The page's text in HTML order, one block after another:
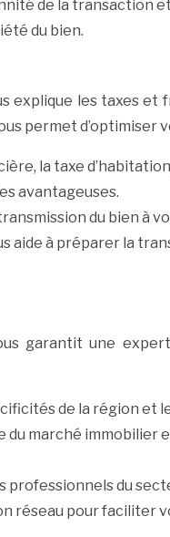
de la transaction
du bien.
explique les taxes et
permet d’optimiser
la taxe
avantageuses.
du bien à
aide à préparer la
garantit une
de la région et
du marché immobilier
du
réseau pour faciliter